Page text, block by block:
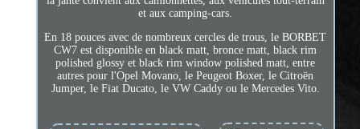
et aux camping-cars.
En 18 pouces avec de nombreux cercles de trous, le BORBET
CW7 est disponible en black matt, bronce matt, black rim
polished glossy et black rim window polished matt, entre
autres pour l'Opel Movano, le Peugeot Boxer, le Citroën
Jumper, le Fiat Ducato, le VW Caddy ou le Mercedes Vito.